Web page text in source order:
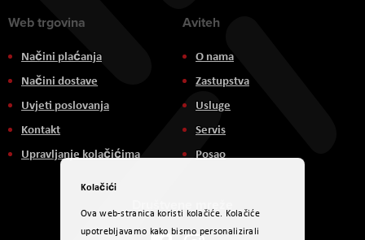
Web trgovina
Načini plaćanja
Načini dostave
Uvjeti poslovanja
Kontakt
Upravljanje kolačićima
Aviteh
O nama
Zastupstva
Usluge
Servis
Posao
Društvene mreže
Kolačići
Ova web-stranica koristi kolačiće. Kolačiće
upotrebljavamo kako bismo personalizirali